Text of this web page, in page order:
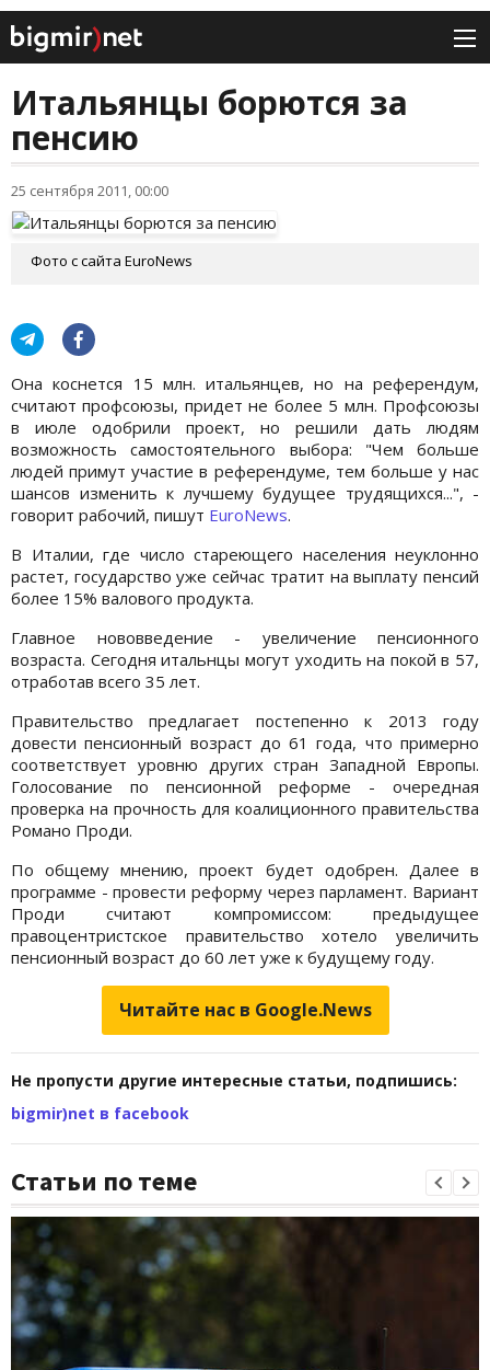
Итальянцы борются за
пенсию
25 сентября 2011, 00:00
Фото с сайта EuroNews
Она коснется 15 млн. итальянцев, но на референдум,
считают профсоюзы, придет не более 5 млн. Профсоюзы
в июле одобрили проект, но решили дать людям
возможность самостоятельного выбора: "Чем больше
людей примут участие в референдуме, тем больше у нас
шансов изменить к лучшему будущее трудящихся...", -
говорит рабочий, пишут EuroNews.
В Италии, где число стареющего населения неуклонно
растет, государство уже сейчас тратит на выплату пенсий
более 15% валового продукта.
Главное нововведение - увеличение пенсионного
возраста. Сегодня итальнцы могут уходить на покой в 57,
отработав всего 35 лет.
Правительство предлагает постепенно к 2013 году
довести пенсионный возраст до 61 года, что примерно
соответствует уровню других стран Западной Eвропы.
Голосование по пенсионной реформе - очередная
проверка на прочность для коалиционного правительства
Романо Проди.
По общему мнению, проект будет одобрен. Далее в
программе - провести реформу через парламент. Вариант
Проди считают компромиссом: предыдущее
правоцентристское правительство хотело увеличить
пенсионный возраст до 60 лет уже к будущему году.
Читайте нас в Google.News
Не пропусти другие интересные статьи, подпишись:
bigmir)net в facebook
Статьи по теме